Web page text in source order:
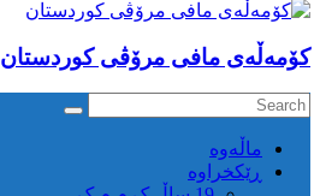
كۆمه‌ڵه‌ی مافی مرۆڤی کوردستان
ماڵه‌وه‌
ڕێکخراوە